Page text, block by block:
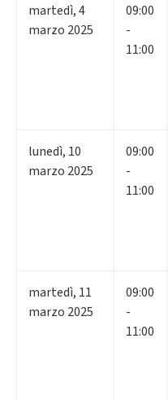
martedì,4
marzo 2025
09:00
-
11:00
lunedì, 10
marzo 2025
09:00
-
11:00
martedì, 11
marzo 2025
09:00
-
11:00